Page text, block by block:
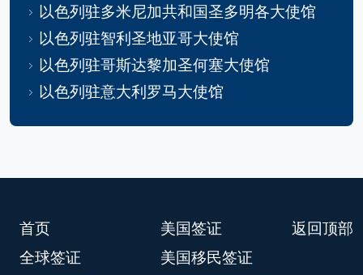
以色列驻多米尼加共和国圣多明各大使馆
以色列驻智利圣地亚哥大使馆
以色列驻哥斯达黎加圣何塞大使馆
以色列驻意大利罗马大使馆
返回顶部
首页
全球签证
美国签证
美国移民签证